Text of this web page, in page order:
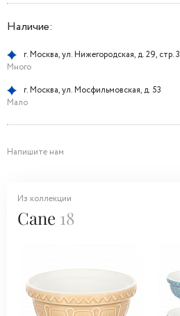
Наличие:
г. Москва, ул. Нижегородская, д. 29, стр. 3
Много
г. Москва, ул. Мосфильмовская, д. 53
Мало
Напишите нам
Из коллекции
Cane 18